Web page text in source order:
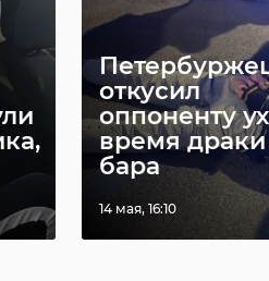
откусил
оппоненту
время драки
бара
14 мая, 16:10